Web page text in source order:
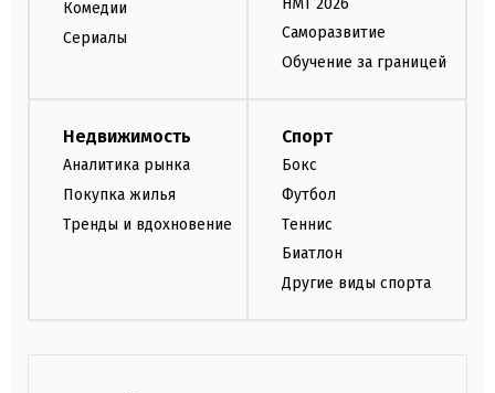
Комедии
Сериалы
Саморазвитие
Обучение за границей
Недвижимость
Аналитика рынка
Покупка жилья
Тренды и вдохновение
Спорт
Бокс
Футбол
Теннис
Биатлон
Другие виды спорта